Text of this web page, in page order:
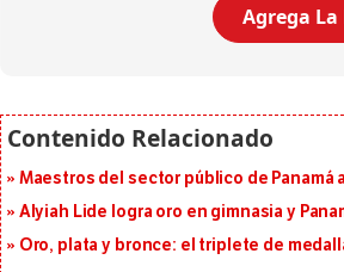
Agrega
Maestros del sector público de Panamá
Alyiah Lide logra oro en gimnasia y
Oro, plata y bronce: el triplete de